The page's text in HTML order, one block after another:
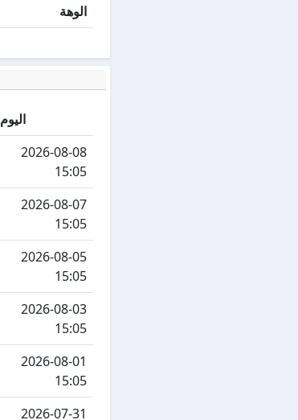
الوهة
اليوم
2026-08-08
15:05
2026-08-07
15:05
2026-08-05
15:05
2026-08-03
15:05
2026-08-01
15:05
2026-07-31